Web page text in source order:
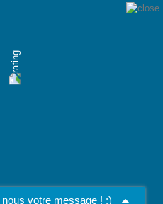
votre message ! :)